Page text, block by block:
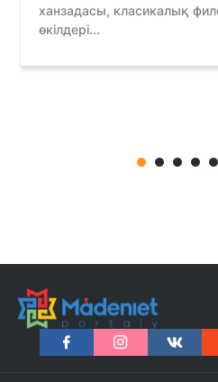
ханзадасы, класикалық
өкілдері...